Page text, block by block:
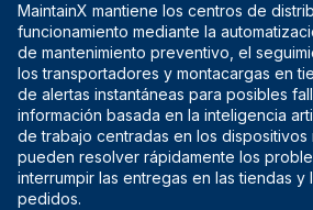
MaintainX mantiene los centros de
funcionamiento mediante la
de mantenimiento preventivo, el
los transportadores y montacargas en
de alertas instantáneas para posibles
información basada en la inteligencia
de trabajo centradas en los dispositivos
pueden resolver rápidamente los
interrumpir las entregas en las tiendas y
pedidos.